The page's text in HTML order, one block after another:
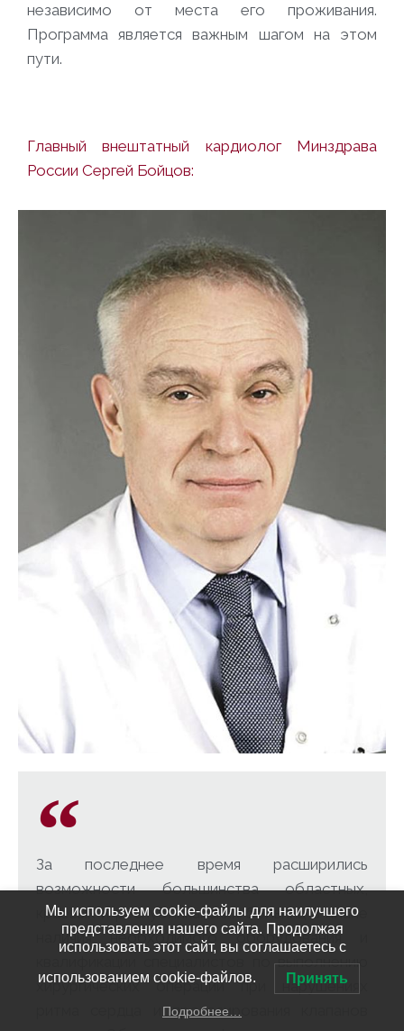
независимо от места его проживания.
Программа является важным шагом на этом
пути.
Главный внештатный кардиолог Минздрава
России Сергей Бойцов:
За последнее время расширились
возможности большинства областных,
краевых и республиканских больниц в плане
наличия необходимого оборудования и
квалификации специалистов по выполнению
хирургических операций при нарушениях
ритма сердца и протезирования клапанов
Мы используем cookie-файлы для наилучшего
представления нашего сайта. Продолжая
использовать этот сайт, вы соглашаетесь с
использованием cookie-файлов. Принять
Подробнее…